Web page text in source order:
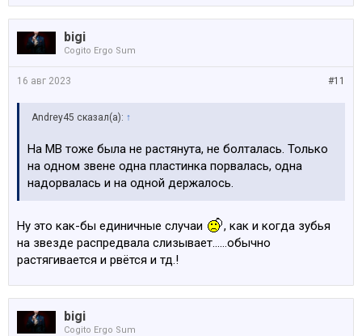
bigi
Cogito Ergo Sum
#11
16 авг 2023
Andrey45 сказал(а): ↑
На МВ тоже была не растянута, не болталась. Только
на одном звене одна пластинка порвалась, одна
надорвалась и на одной держалось.
Ну это как-бы единичные случаи
, как и когда зубья
на звезде распредвала слизывает......обычно
растягивается и рвётся и тд.!
bigi
Cogito Ergo Sum